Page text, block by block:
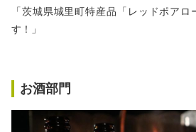
「茨城県城里町特産品「レッドポア
す！」
お酒部門